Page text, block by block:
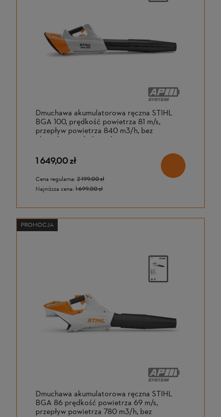
Dmuchawa akumulatorowa ręczna STIHL
BGA 100, prędkość powietrza 81 m/s,
przepływ powietrza 840 m3/h, bez
akumulatora i ładowarki
1 649,00 zł
Cena regularna: 2 199,00 zł
Najniższa cena: 1 699,00 zł
Dmuchawa akumulatorowa ręczna STIHL
BGA 86 prędkość powietrza 69 m/s,
przepływ powietrza 780 m3/h, bez
PROMOCJA